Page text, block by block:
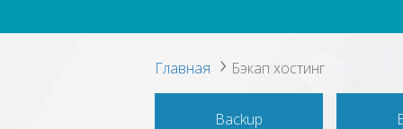
Главная Бэкап хостинг
Backup